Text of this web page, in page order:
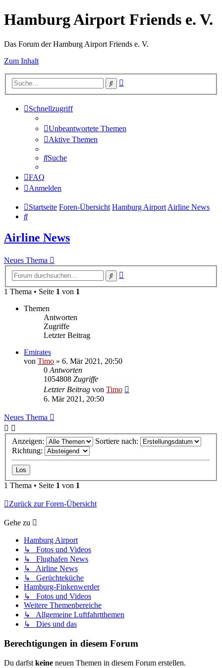
Hamburg Airport Friends e. V.
Das Forum der Hamburg Airport Friends e. V.
Zum Inhalt
Suche
Schnellzugriff
Unbeantwortete Themen
Aktive Themen
Suche
FAQ
Anmelden
Startseite Foren-Übersicht Hamburg AirportAirline News
Suche
Airline News
Neues Thema
Suche
1 Thema • Seite 1 von 1
Themen
Antworten
Zugriffe
Letzter Beitrag
Emirates
von Timo » 6. Mär 2021, 20:50
0 Antworten
1054808 Zugriffe
Letzter Beitrag von Timo
6. Mär 2021, 20:50
Neues Thema
Anzeigen:
Sortiere nach:
Richtung:
1 Thema • Seite 1 von 1
Zurück zur Foren-Übersicht
Gehe zu
Hamburg Airport
↳ Fotos und Videos
↳ Flughafen News
↳ Airline News
↳ Gerüchteküche
Hamburg-Finkenwerder
↳ Fotos und Videos
Weitere Themenbereiche
↳ Allgemeine Luftfahrtthemen
↳ Dies und das
Berechtigungen in diesem Forum
Du darfst keine neuen Themen in diesem Forum erstellen.